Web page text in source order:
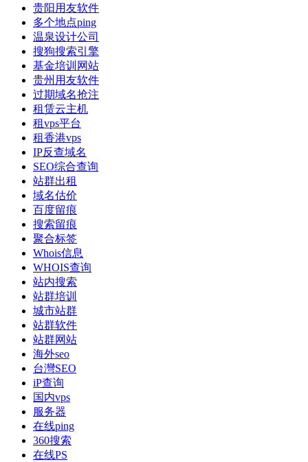
贵阳用友软件
多个地点ping
温泉设计公司
搜狗搜索引擎
基金培训网站
贵州用友软件
过期域名抢注
租赁云主机
租vps平台
租香港vps
IP反查域名
SEO综合查询
站群出租
域名估价
百度留痕
搜索留痕
聚合标签
Whois信息
WHOIS查询
站内搜索
站群培训
城市站群
站群软件
站群网站
海外seo
台灣SEO
iP查询
国内vps
服务器
在线ping
360搜索
在线PS